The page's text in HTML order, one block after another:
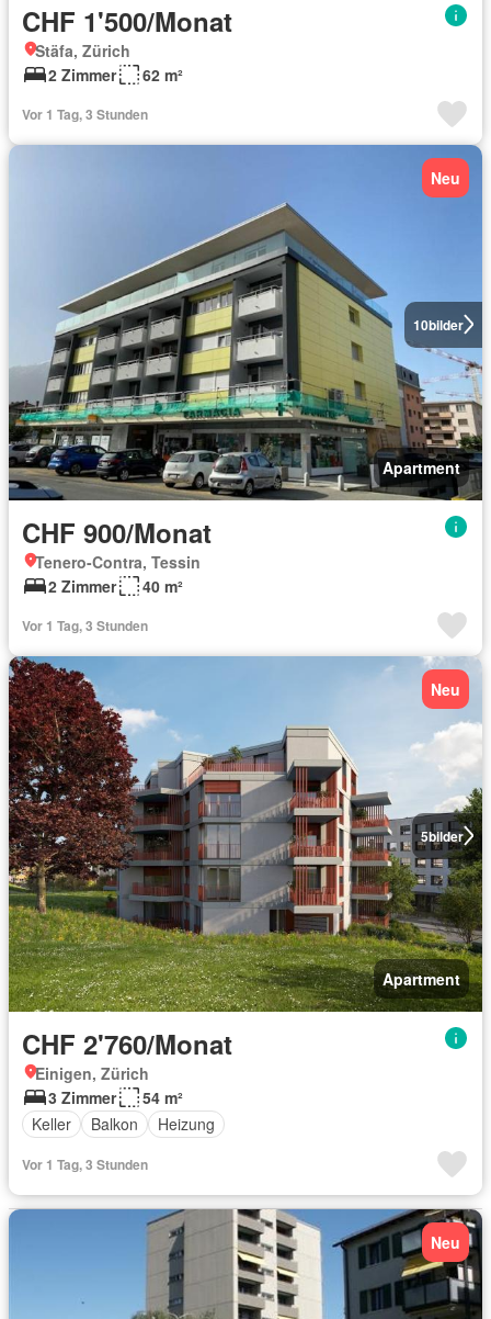
CHF 1'500/Monat
Stäfa, Zürich
2 Zimmer
62 m²
Vor 1 Tag, 3 Stunden
10bilder
Neu
Apartment
CHF 900/Monat
Tenero-Contra, Tessin
2 Zimmer
40 m²
Vor 1 Tag, 3 Stunden
5bilder
Neu
Apartment
CHF 2'760/Monat
Einigen, Zürich
3 Zimmer
54 m²
Keller
Balkon Heizung
Vor 1 Tag, 3 Stunden
Neu